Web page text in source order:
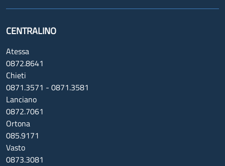
CENTRALINO
Atessa
0872.8641
Chieti
0871.3571 - 0871.3581
Lanciano
0872.7061
Ortona
085.9171
Vasto
0873.3081